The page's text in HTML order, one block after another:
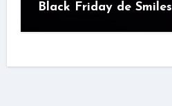
Black Friday de Smiles